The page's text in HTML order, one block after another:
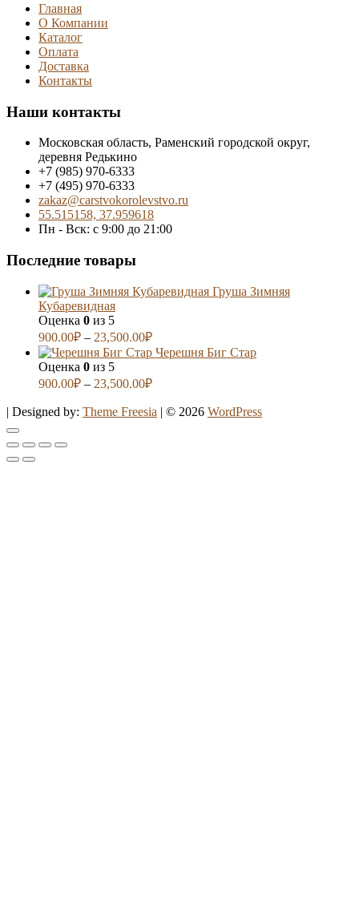
Главная
О Компании
Каталог
Оплата
Доставка
Контакты
Наши контакты
Московская область, Раменский городской округ,
деревня Редькино
+7 (985) 970-6333
+7 (495) 970-6333
zakaz@carstvokorolevstvo.ru
55.515158, 37.959618
Пн - Вск: с 9:00 до 21:00
Последние товары
Груша Зимняя
Кубаревидная
Оценка 0 из 5
900.00₽ – 23,500.00₽
Черешня Биг Стар
Оценка 0 из 5
900.00₽ – 23,500.00₽
| Designed by: Theme Freesia | © 2026 WordPress
Go
to
top